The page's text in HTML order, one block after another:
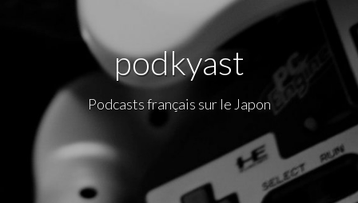
podkyast
Podcasts français sur le Japon